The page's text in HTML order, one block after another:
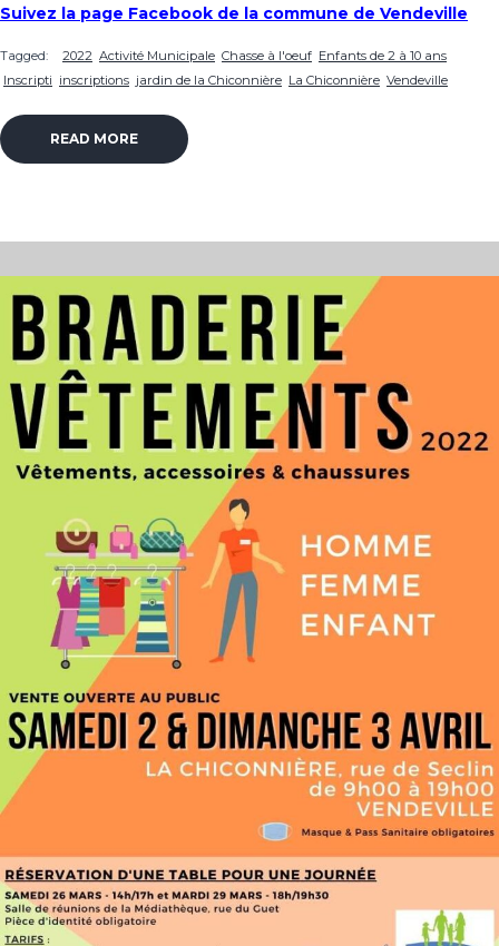
Suivez la page Facebook de la commune de Vendeville
Tagged: 2022 Activité Municipale Chasse à l'oeuf Enfants de 2 à 10 ans
Inscripti inscriptions jardin de la Chiconnière La Chiconnière Vendeville
READ MORE